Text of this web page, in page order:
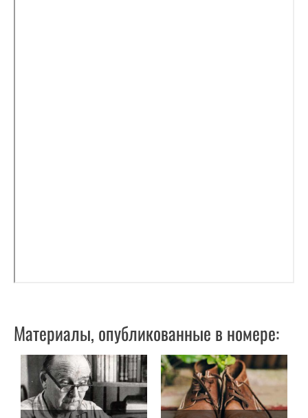
Материалы, опубликованные в номере: